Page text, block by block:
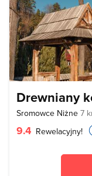
Drewniany
Sromowce Niżne 7
9.4 Rewelacyjny!